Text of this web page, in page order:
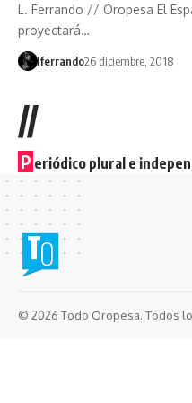
L. Ferrando // Oropesa El
proyectará…
lferrando26 diciembre, 2018
//
P eriódico plural e
© 2026 Todo Oropesa. Todos